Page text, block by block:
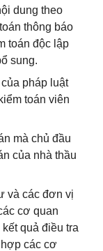
dung theo
thông báo
toán độc lập
sung.
pháp luật
toán viên
mà chủ đầu
của nhà thầu
và các đơn vị
cơ quan
quả điều tra
các cơ